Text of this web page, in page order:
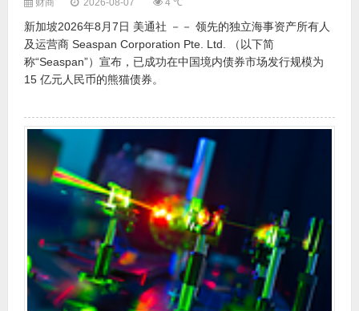
新加坡2026年8月7日 美通社 －－ 领先的独立海事资产所有人
及运营商 Seaspan Corporation Pte. Ltd. （以下简
称“Seaspan”）宣布，已成功在中国境内债券市场发行规模为
15 亿元人民币的熊猫债券。